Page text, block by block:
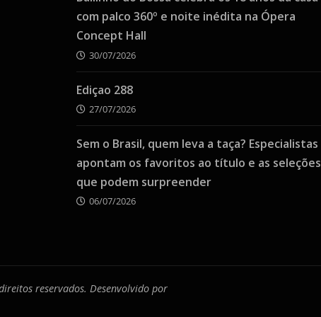
com palco 360º e noite inédita na Ópera
Concept Hall
30/07/2026
Ediçao 288
27/07/2026
Sem o Brasil, quem leva a taça? Especialistas
apontam os favoritos ao título e as seleções
que podem surpreender
06/07/2026
reservados. Desenvolvido por